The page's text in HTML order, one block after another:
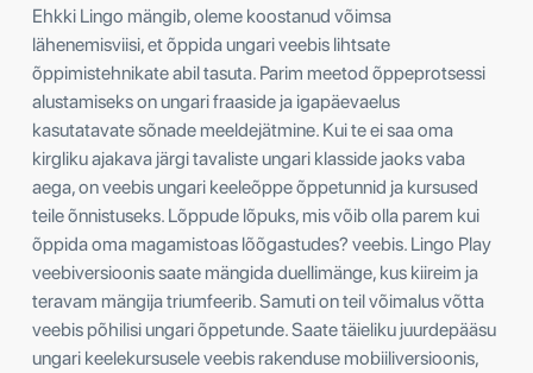
Ehkki Lingo mängib, oleme koostanud võimsa
lähenemisviisi, et õppida ungari veebis lihtsate
õppimistehnikate abil tasuta. Parim meetod õppeprotsessi
alustamiseks on ungari fraaside ja igapäevaelus
kasutatavate sõnade meeldejätmine. Kui te ei saa oma
kirgliku ajakava järgi tavaliste ungari klasside jaoks vaba
aega, on veebis ungari keeleõppe õppetunnid ja kursused
teile õnnistuseks. Lõppude lõpuks, mis võib olla parem kui
õppida oma magamistoas lõõgastudes? veebis. Lingo Play
veebiversioonis saate mängida duellimänge, kus kiireim ja
teravam mängija triumfeerib. Samuti on teil võimalus võtta
veebis põhilisi ungari õppetunde. Saate täieliku juurdepääsu
ungari keelekursusele veebis rakenduse mobiiliversioonis,